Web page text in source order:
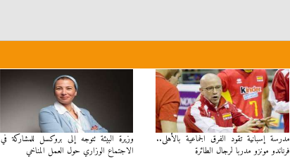
مدرسة إسبانية تقود الفرق الجماعية بالأهلى..
فرناندو مونزو مدربا لرجال الطائرة
وزيرة البيئة تتوجه إلى بروكسل للمشاركة في
الاجتماع الوزاري حول العمل المناخي